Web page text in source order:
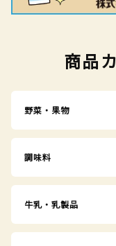
商品
野菜・果物
調味料
牛乳・乳製品